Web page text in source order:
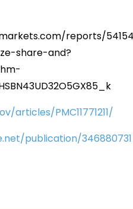
reports/
share-and?
articles/PMC11771211/
publication/